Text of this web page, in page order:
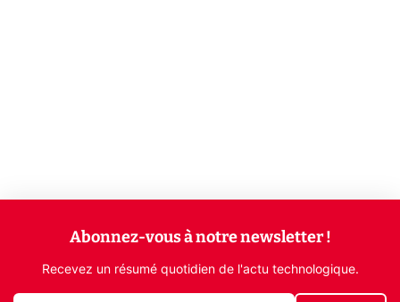
Abonnez-vous à notre newsletter !
Recevez un résumé quotidien de l'actu technologique.